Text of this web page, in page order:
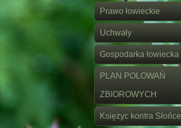
Prawo łowieckie
Uchwały
Gospodarka łowiecka
PLAN POLOWAŃ
ZBIOROWYCH
Księżyc kontra Słońce